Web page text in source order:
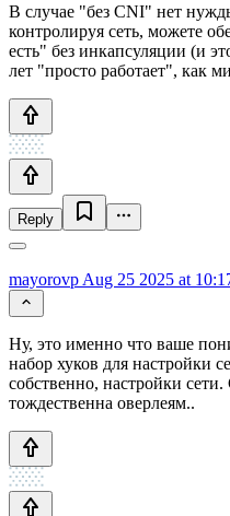
В случае "без CNI" нет
контролируя сеть, можете
есть" без инкапсуляции (и
лет "просто работает", как
Reply
mayorovp Aug 25 2025 at
Ну, это именно что ваше
набор хуков для настройки
собственно, настройки
тождественна оверлеям..